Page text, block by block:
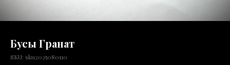
Бусы Гранат
SKU: sku2025080110